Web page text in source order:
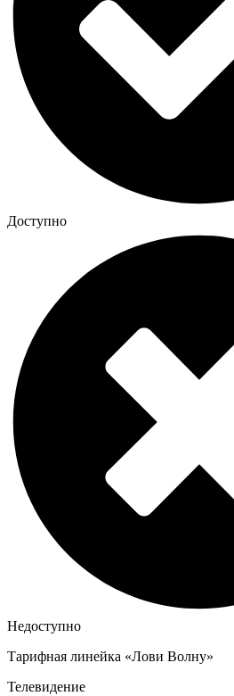
Доступно
Недоступно
Тарифная линейка «Лови Волну»
Телевидение